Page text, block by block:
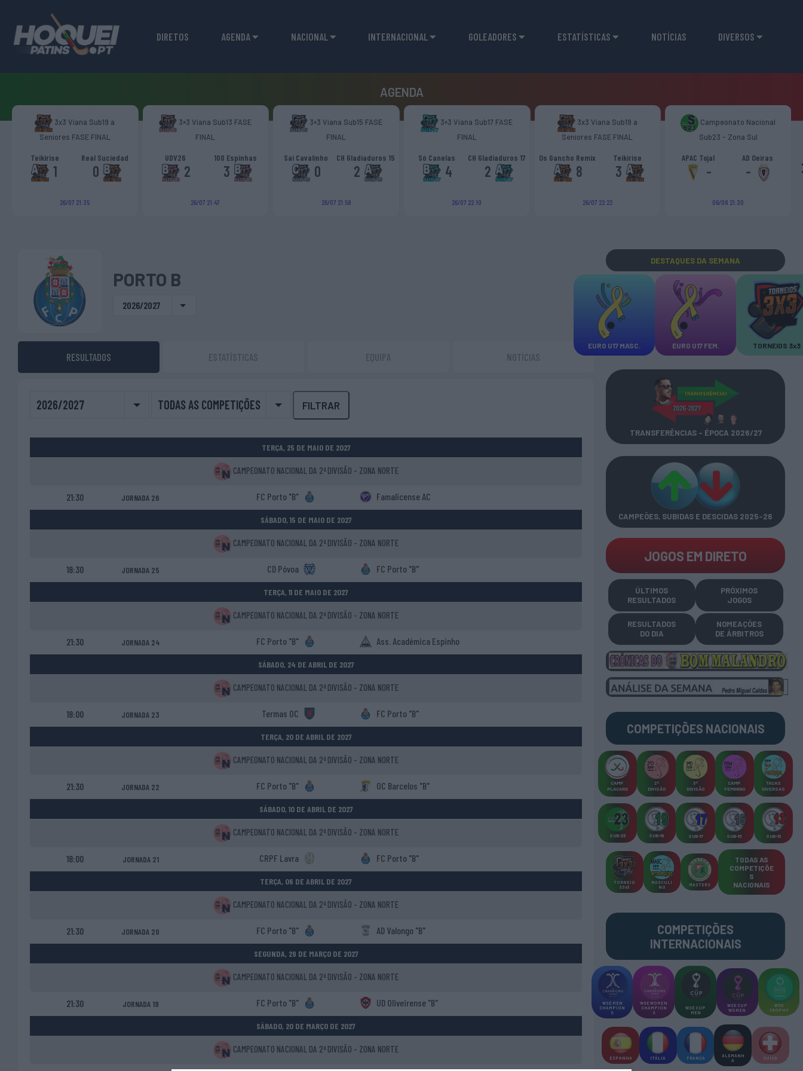
DIRETOS AGENDA NACIONAL INTERNACIONAL GOLEADORES ESTATÍSTICAS NOTÍCIAS DIVERSOS
AGENDA
3x3 Viana Sub19 a
Seniores FASE FINAL
Teikirise
1
Real Suciedad
0
26/07 21:35
3×3 Viana Sub13 FASE
FINAL
UDV26
2
100 Espinhas
3
26/07 21:47
3×3 Viana Sub15 FASE
FINAL
Sai Cavalinho
0
CH Gladiaduros 15
2
26/07 21:58
3×3 Viana Sub17 FASE
FINAL
Só Canelas
4
CH Gladiaduros 17
2
26/07 22:10
3x3 Viana Sub19 a
Seniores FASE FINAL
Os Gancho Remix
8
Teikirise
3
26/07 22:22
Campeonato Nacional
Sub23 - Zona Sul
APAC Tojal
-
AD Oeiras
-
06/08 21:30
PORTO B
2026/2027
RESULTADOS ESTATÍSTICAS EQUIPA NOTÍCIAS
2026/2027 TODAS AS COMPETIÇÕES FILTRAR
TERÇA, 25 DE MAIO DE 2027
CAMPEONATO NACIONAL DA 2ª DIVISÃO - ZONA NORTE
21:30 JORNADA 26 FC Porto "B" Famalicense AC
SÁBADO, 15 DE MAIO DE 2027
CAMPEONATO NACIONAL DA 2ª DIVISÃO - ZONA NORTE
18:30 JORNADA 25 CD Póvoa FC Porto "B"
TERÇA, 11 DE MAIO DE 2027
CAMPEONATO NACIONAL DA 2ª DIVISÃO - ZONA NORTE
21:30 JORNADA 24 FC Porto "B" Ass. Académica Espinho
SÁBADO, 24 DE ABRIL DE 2027
CAMPEONATO NACIONAL DA 2ª DIVISÃO - ZONA NORTE
18:00 JORNADA 23 Termas OC FC Porto "B"
TERÇA, 20 DE ABRIL DE 2027
CAMPEONATO NACIONAL DA 2ª DIVISÃO - ZONA NORTE
21:30 JORNADA 22 FC Porto "B" OC Barcelos "B"
SÁBADO, 10 DE ABRIL DE 2027
CAMPEONATO NACIONAL DA 2ª DIVISÃO - ZONA NORTE
18:00 JORNADA 21 CRPF Lavra FC Porto "B"
TERÇA, 06 DE ABRIL DE 2027
CAMPEONATO NACIONAL DA 2ª DIVISÃO - ZONA NORTE
21:30 JORNADA 20 FC Porto "B" AD Valongo "B"
SEGUNDA, 29 DE MARÇO DE 2027
CAMPEONATO NACIONAL DA 2ª DIVISÃO - ZONA NORTE
21:30 JORNADA 19 FC Porto "B" UD Oliveirense "B"
SÁBADO, 20 DE MARÇO DE 2027
CAMPEONATO NACIONAL DA 2ª DIVISÃO - ZONA NORTE
DESTAQUES DA SEMANA
EURO U17 MASC. EURO U17 FEM. TORNEIOS 3x3
TRANSFERÊNCIAS - ÉPOCA 2026/27
CAMPEÕES, SUBIDAS E DESCIDAS 2025-26
JOGOS EM DIRETO
ÚLTIMOS
RESULTADOS
PRÓXIMOS
JOGOS
RESULTADOS
DO DIA
NOMEAÇÕES
DE ÁRBITROS
COMPETIÇÕES NACIONAIS
CAMP.
PLACARD
2ª
DIVISÃO
3ª
DIVISÃO
CAMP.
FEMININO
TAÇAS
DIVERSAS
SUB-23 SUB-19 SUB-17 SUB-15 SUB-13
TORNEIO
S 3x3
MASCULI
NO
MASTERS
TODAS AS
COMPETIÇÕE
S
NACIONAIS
COMPETIÇÕES
INTERNACIONAIS
WSE MEN
CHAMPION
S
WSE WOMEN
CHAMPION
S
WSE CUP
MEN
WSE CUP
WOMEN
WSE
TROPHY
ESPANHA ITÁLIA FRANÇA
ALEMANH
A
SUÍÇA